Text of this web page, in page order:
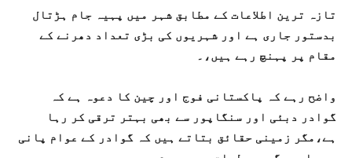
تازہ ترین اطلاعات کے مطابق شہر میں پہیہ جام ہڑتال
بدستور جاری ہے اور شہریوں کی بڑی تعداد دھرنے کے
مقام پر پہنچ رہے ہیں،۔
واضح رہے کہ پاکستانی فوج اور چین کا دعوہ ہے کہ
گوادر دبئی اور سنگاپور سے بھی بہتر ترقی کر رہا
ہے،مگر زمینی حقائق بتاتے ہیں کہ گوادر کے عوام پانی